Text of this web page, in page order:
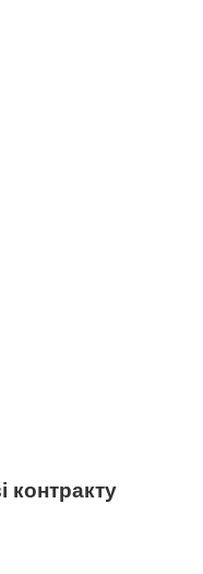
контракту